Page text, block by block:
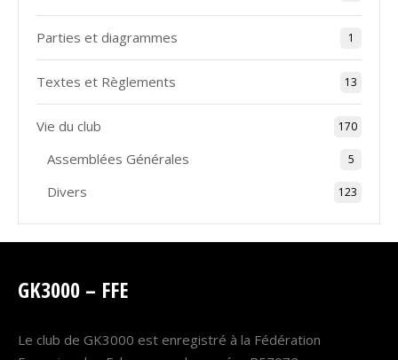
Parties et diagrammes 1
Textes et Règlements 13
Vie du club 170
Assemblées Générales 5
Divers 123
GK3000 – FFE
Le club de GK3000 est enregistré à la Fédération